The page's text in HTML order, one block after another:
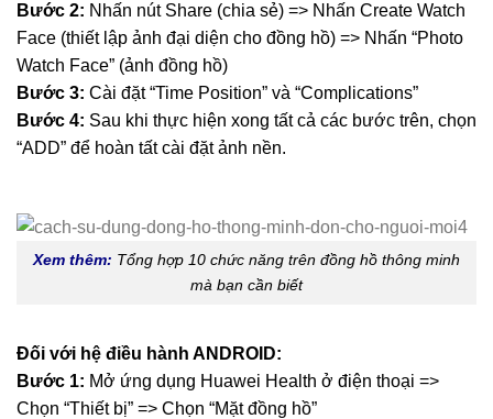
Bước 2: Nhấn nút Share (chia sẻ) => Nhấn Create Watch
Face (thiết lập ảnh đại diện cho đồng hồ) => Nhấn “Photo
Watch Face” (ảnh đồng hồ)
Bước 3: Cài đặt “Time Position” và “Complications”
Bước 4: Sau khi thực hiện xong tất cả các bước trên, chọn
“ADD” để hoàn tất cài đặt ảnh nền.
Xem thêm: Tổng hợp 10 chức năng trên đồng hồ thông minh
mà bạn cần biết
Đối với hệ điều hành ANDROID:
Bước 1: Mở ứng dụng Huawei Health ở điện thoại =>
Chọn “Thiết bị” => Chọn “Mặt đồng hồ”